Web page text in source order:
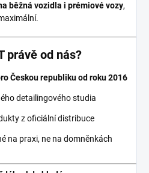
běžná vozidla i prémiové vozy,
právě od nás?
Českou republiku od roku 2016
detailingového studia
z oficiální distribuce
na praxi, ne na domněnkách